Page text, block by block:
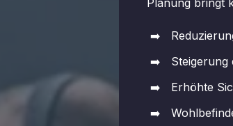
Planung bringt
Steigerung
Erhöhte